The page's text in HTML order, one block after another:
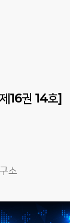
16권 14호]
소